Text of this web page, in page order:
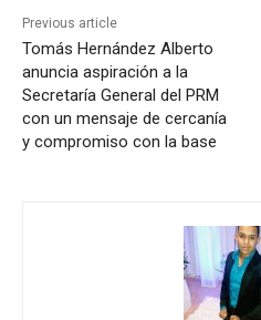
Previous article
Tomás Hernández Alberto
anuncia aspiración a la
Secretaría General del PRM
con un mensaje de cercanía
y compromiso con la base